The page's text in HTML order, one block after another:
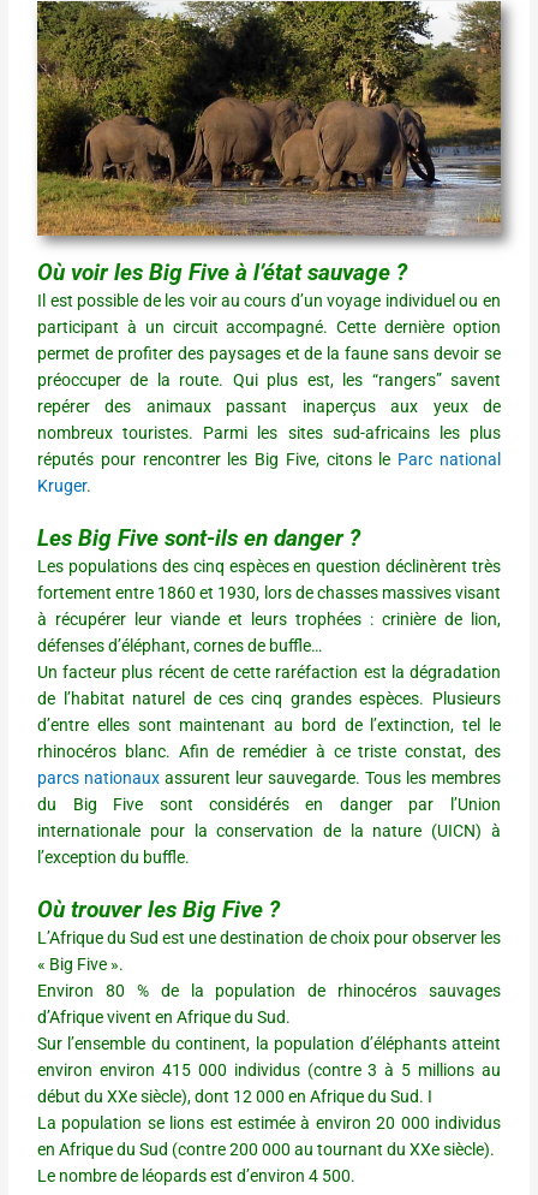
Où voir les Big Five à l’état sauvage ?
Il est possible de les voir au cours d’un voyage individuel ou en
participant à un circuit accompagné. Cette dernière option
permet de profiter des paysages et de la faune sans devoir se
préoccuper de la route. Qui plus est, les “rangers” savent
repérer des animaux passant inaperçus aux yeux de
nombreux touristes. Parmi les sites sud-africains les plus
réputés pour rencontrer les Big Five, citons le Parc national
Kruger.
Les Big Five sont-ils en danger ?
Les populations des cinq espèces en question déclinèrent très
fortement entre 1860 et 1930, lors de chasses massives visant
à récupérer leur viande et leurs trophées : crinière de lion,
défenses d’éléphant, cornes de buffle…
Un facteur plus récent de cette raréfaction est la dégradation
de l’habitat naturel de ces cinq grandes espèces. Plusieurs
d’entre elles sont maintenant au bord de l’extinction, tel le
rhinocéros blanc. Afin de remédier à ce triste constat, des
parcs nationaux assurent leur sauvegarde. Tous les membres
du Big Five sont considérés en danger par l’Union
internationale pour la conservation de la nature (UICN) à
l’exception du buffle.
Où trouver les Big Five ?
L’Afrique du Sud est une destination de choix pour observer les
« Big Five ».
Environ 80 % de la population de rhinocéros sauvages
d’Afrique vivent en Afrique du Sud.
Sur l’ensemble du continent, la population d’éléphants atteint
environ environ 415 000 individus (contre 3 à 5 millions au
début du XXe siècle), dont 12 000 en Afrique du Sud. I
La population se lions est estimée à environ 20 000 individus
en Afrique du Sud (contre 200 000 au tournant du XXe siècle).
Le nombre de léopards est d’environ 4 500.